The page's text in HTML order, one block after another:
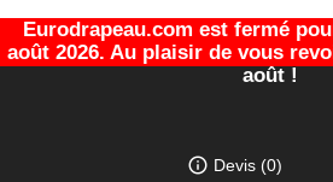
Eurodrapeau.com est fermé
août 2026. Au plaisir de vous
août !
info_outline Devis (0)